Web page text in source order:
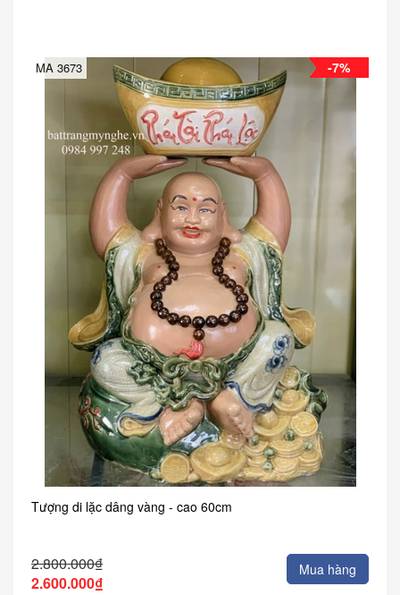
-7%
MA 3673
Tượng di lặc dâng vàng - cao 60cm
2.800.000₫
2.600.000₫
Mua hàng